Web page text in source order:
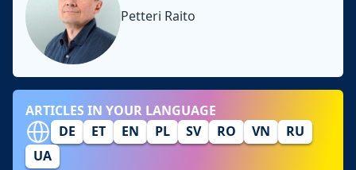
Petteri Raito
ARTICLES IN YOUR LANGUAGE
DE
ET EN PL SV RO VN
RU
UA